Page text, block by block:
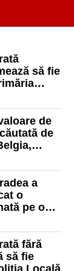
să fie
de
de
a
o
pe o
fără
să fie